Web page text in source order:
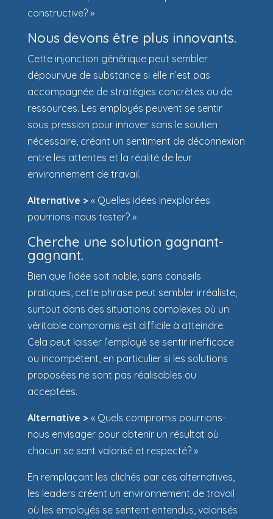
constructive? »
Nous devons être plus innovants.
Cette injonction générique peut sembler
dépourvue de substance si elle n’est pas
accompagnée de stratégies concrètes ou de
ressources. Les employés peuvent se sentir
sous pression pour innover sans le soutien
nécessaire, créant un sentiment de déconnexion
entre les attentes et la réalité de leur
environnement de travail.
Alternative >« Quelles idées inexplorées
pourrions-nous tester? »
Cherche une solution gagnant-
gagnant.
Bien que l’idée soit noble, sans conseils
pratiques, cette phrase peut sembler irréaliste,
surtout dans des situations complexes où un
véritable compromis est difficile à atteindre.
Cela peut laisser l’employé se sentir inefficace
ou incompétent, en particulier si les solutions
proposées ne sont pas réalisables ou
acceptées.
Alternative >« Quels compromis pourrions-
nous envisager pour obtenir un résultat où
chacun se sent valorisé et respecté? »
En remplaçant les clichés par ces alternatives,
les leaders créent un environnement de travail
où les employés se sentent entendus, valorisés